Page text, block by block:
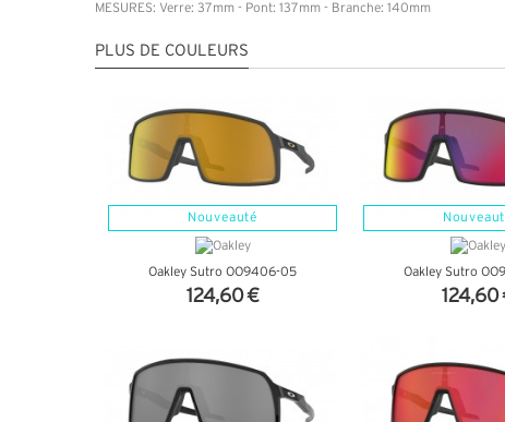
MESURES: Verre: 37mm - Pont: 137mm - Branche: 140mm
PLUS DE COULEURS
Nouveauté
Oakley Sutro OO9406-05
124,60 €
Oakley Sutro
124,60